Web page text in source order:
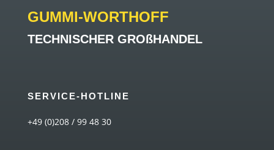
GUMMI-WORTHOFF
TECHNISCHER GROßHANDEL
SERVICE-HOTLINE
+49 (0)208 / 99 48 30